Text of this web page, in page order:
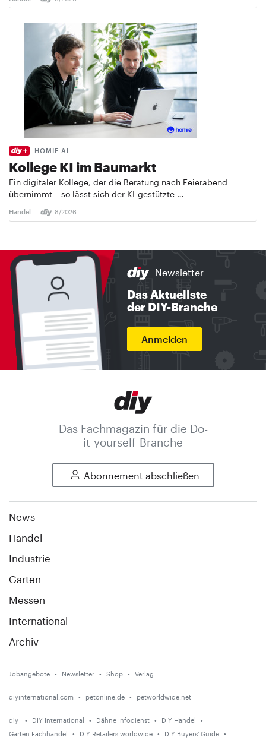
HOMIE AI
Kollege KI im Baumarkt
Ein digitaler Kollege, der die Beratung nach Feierabend
übernimmt – so lässt sich der KI-gestützte …
Handel 8/2026
Newsletter
Das Aktuellste
der DIY-Branche
Anmelden
Das Fachmagazin für die Do-
it-yourself-Branche
Abonnement abschließen
News
Handel
Industrie
Garten
Messen
International
Archiv
Jobangebote Newsletter Shop Verlag
diyinternational.com petonline.de petworldwide.net
diy DIY International Dähne Infodienst
DIY Handel
Garten Fachhandel
DIY Retailers worldwide DIY Buyers' Guide